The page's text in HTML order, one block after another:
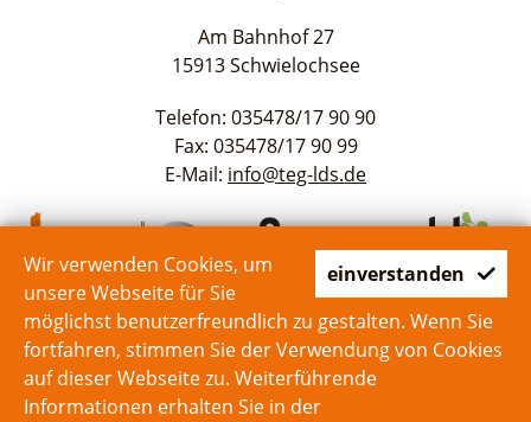
einverstanden
Wir verwenden Cookies, um
unsere Webseite für Sie
möglichst benutzerfreundlich zu gestalten. Wenn Sie
fortfahren, stimmen Sie der Verwendung von Cookies
auf dieser Webseite zu. Weiterführende
Informationen erhalten Sie in der
Am Bahnhof 27
15913 Schwielochsee
Telefon: 035478/17 90 90
Fax: 035478/17 90 99
E-Mail: info@teg-lds.de
Start Kontakt Impressum Datenschutz